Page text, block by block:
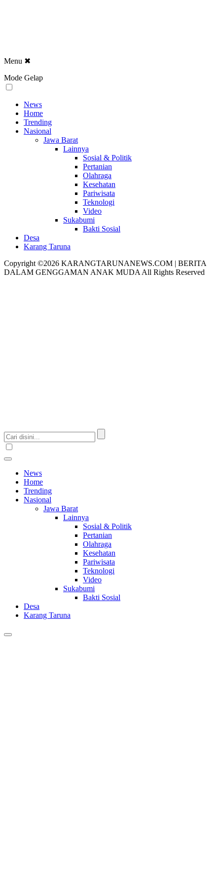
Menu ✖
Mode Gelap
News
Home
Trending
Nasional
Jawa Barat
Lainnya
Sosial & Politik
Pertanian
Olahraga
Kesehatan
Pariwisata
Teknologi
Video
Sukabumi
Bakti Sosial
Desa
Karang Taruna
Copyright ©2026 KARANGTARUNANEWS.COM | BERITA
DALAM GENGGAMAN ANAK MUDA All Rights Reserved
News
Home
Trending
Nasional
Jawa Barat
Lainnya
Sosial & Politik
Pertanian
Olahraga
Kesehatan
Pariwisata
Teknologi
Video
Sukabumi
Bakti Sosial
Desa
Karang Taruna